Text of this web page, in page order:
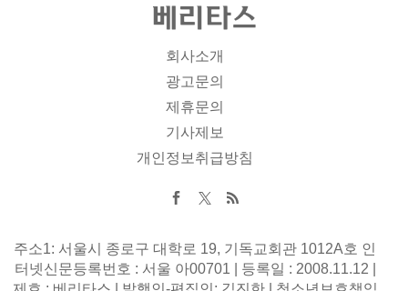
회사소개
광고문의
제휴문의
기사제보
개인정보취급방침
주소1: 서울시 종로구 대학로 19, 기독교회관 1012A호 인
터넷신문등록번호 : 서울 아00701 | 등록일 : 2008.11.12 |